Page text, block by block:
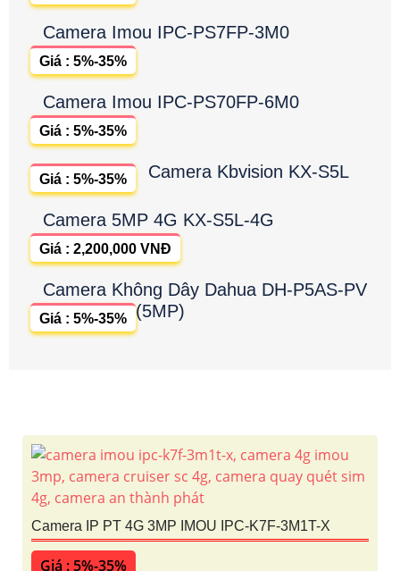
Camera Imou IPC-PS7FP-3M0
Giá : 5%-35%
Camera Imou IPC-PS70FP-6M0
Giá : 5%-35%
Camera Kbvision KX-S5L
Giá : 5%-35%
Camera 5MP 4G KX-S5L-4G
Giá : 2,200,000 VNĐ
Camera Không Dây Dahua DH-P5AS-PV
(5MP)
Giá : 5%-35%
Camera IP PT 4G 3MP IMOU IPC-K7F-3M1T-X
Giá : 5%-35%